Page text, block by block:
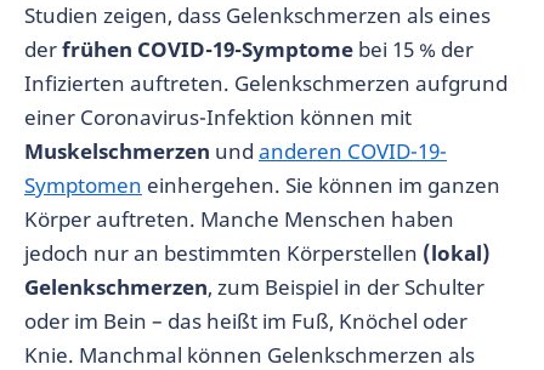
Studien zeigen, dass Gelenkschmerzen als eines
derfrühen COVID-19-Symptome bei 15 % der
Infizierten auftreten. Gelenkschmerzen aufgrund
einer Coronavirus-Infektion können mit
Muskelschmerzen und anderen COVID-19-
Symptomen einhergehen. Sie können im ganzen
Körper auftreten. Manche Menschen haben
jedoch nur an bestimmten Körperstellen (lokal)
Gelenkschmerzen, zum Beispiel in der Schulter
oder im Bein – das heißt im Fuß, Knöchel oder
Knie. Manchmal können Gelenkschmerzen als